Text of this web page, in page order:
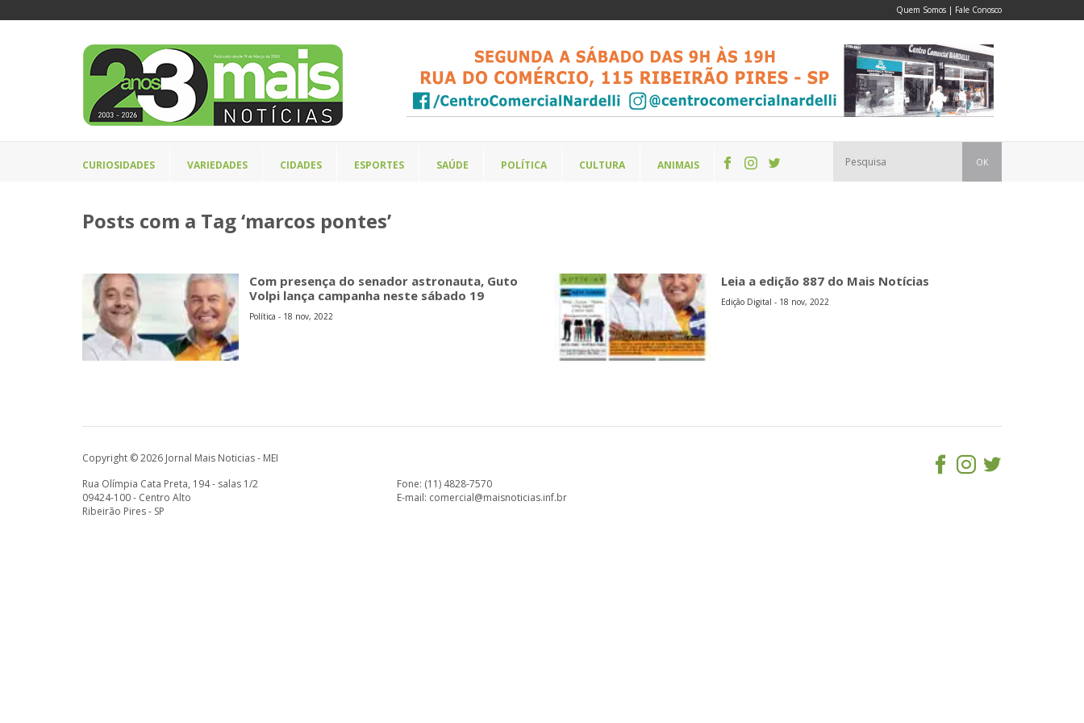
Quem Somos | Fale Conosco
CURIOSIDADES VARIEDADES CIDADES ESPORTES SAÚDE POLÍTICA CULTURA ANIMAIS OK
Posts com a Tag ‘marcos pontes’
Com presença do senador astronauta, Guto
Volpi lança campanha neste sábado 19
Política - 18 nov, 2022
Leia a edição 887 do Mais Notícias
Edição Digital - 18 nov, 2022
Copyright © 2026 Jornal Mais Noticias - MEI
Rua Olímpia Cata Preta, 194 - salas 1/2
09424-100 - Centro Alto
Ribeirão Pires - SP
Fone: (11) 4828-7570
E-mail: comercial@maisnoticias.inf.br